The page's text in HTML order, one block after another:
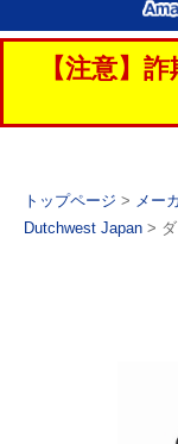
【注意】
トップページ > メー
Dutchwest Japan >